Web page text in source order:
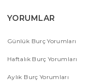
YORUMLAR
Günlük Burç Yorumları
Haftalık Burç Yorumları
Aylık Burç Yorumları